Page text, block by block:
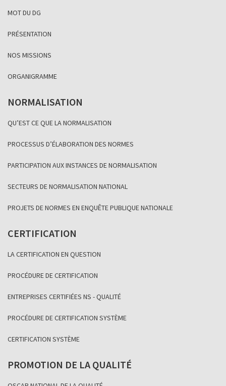
MOT DU DG
PRÉSENTATION
NOS MISSIONS
ORGANIGRAMME
NORMALISATION
QU’EST CE QUE LA NORMALISATION
PROCESSUS D’ÉLABORATION DES NORMES
PARTICIPATION AUX INSTANCES DE NORMALISATION
SECTEURS DE NORMALISATION NATIONAL
PROJETS DE NORMES EN ENQUÊTE PUBLIQUE NATIONALE
CERTIFICATION
LA CERTIFICATION EN QUESTION
PROCÉDURE DE CERTIFICATION
ENTREPRISES CERTIFIÉES NS - QUALITÉ
PROCÉDURE DE CERTIFICATION SYSTÈME
CERTIFICATION SYSTÈME
PROMOTION DE LA QUALITÉ